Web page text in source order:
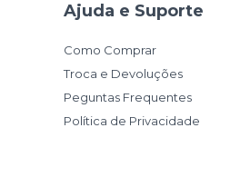
Ajuda e Suporte
Como Comprar
Troca e Devoluções
Peguntas Frequentes
Política de Privacidade